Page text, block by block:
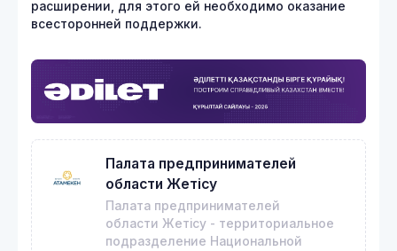
расширении, для этого ей необходимо оказание
всесторонней поддержки.
Палата предпринимателей
области Жетісу
Палата предпринимателей
области Жетісу - территориальное
подразделение Национальной